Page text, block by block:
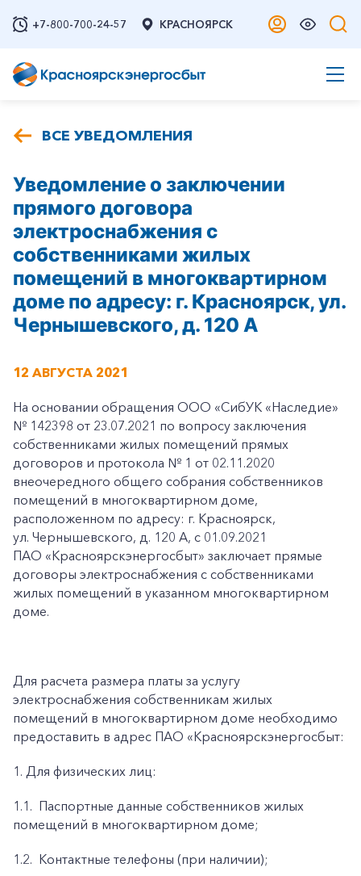
+7-800-700-24-57 КРАСНОЯРСК
ВСЕ УВЕДОМЛЕНИЯ
Уведомление о заключении
прямого договора
электроснабжения с
собственниками жилых
помещений в многоквартирном
доме по адресу: г. Красноярск, ул.
Чернышевского, д. 120 А
12 АВГУСТА 2021
На основании обращения ООО «СибУК «Наследие»
№ 142398 от 23.07.2021 по вопросу заключения
собственниками жилых помещений прямых
договоров и протокола № 1 от 02.11.2020
внеочередного общего собрания собственников
помещений в многоквартирном доме,
расположенном по адресу: г. Красноярск,
ул. Чернышевского, д. 120 А, с 01.09.2021
ПАО «Красноярскэнергосбыт» заключает прямые
договоры электроснабжения с собственниками
жилых помещений в указанном многоквартирном
доме.
Для расчета размера платы за услугу
электроснабжения собственникам жилых
помещений в многоквартирном доме необходимо
предоставить в адрес ПАО «Красноярскэнергосбыт:
1. Для физических лиц:
1.1. Паспортные данные собственников жилых
помещений в многоквартирном доме;
1.2. Контактные телефоны (при наличии);